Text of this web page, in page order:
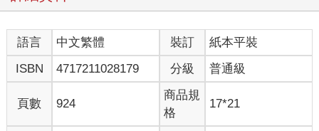
語言 中文繁體 裝訂
紙本平裝
ISBN
4717211028179 分級 普通級
頁數 924
商品規
格
17*21